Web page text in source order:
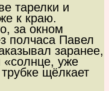
тарелки и
к краю.
за окном
полчаса Павел
заранее,
уже
щёлкает